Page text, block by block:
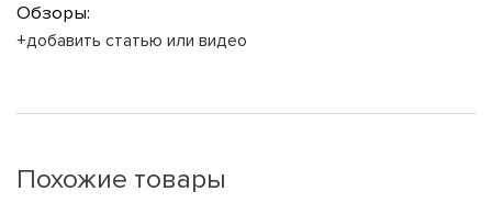
Обзоры:
+добавить статью или видео
Похожие товары